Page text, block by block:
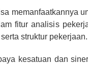
memanfaatkannya
fitur analisis
struktur pekerjaan.
kesatuan dan